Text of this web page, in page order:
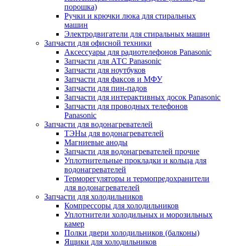
порошка)
Ручки и крючки люка для стиральных
машин
Электродвигатели для стиральных машин
Запчасти для офисной техники
Аксессуары для радиотелефонов Panasonic
Запчасти для АТС Panasonic
Запчасти для ноутбуков
Запчасти для факсов и МФУ
Запчасти для пин-падов
Запчасти для интерактивных досок Panasonic
Запчасти для проводных телефонов
Panasonic
Запчасти для водонагревателей
ТЭНы для водонагревателей
Магниевые аноды
Запчасти для водонагревателей прочие
Уплотнительные прокладки и кольца для
водонагревателей
Терморегуляторы и термопредохранители
для водонагревателей
Запчасти для холодильников
Компрессоры для холодильников
Уплотнители холодильных и морозильных
камер
Полки двери холодильников (балконы)
Ящики для холодильников